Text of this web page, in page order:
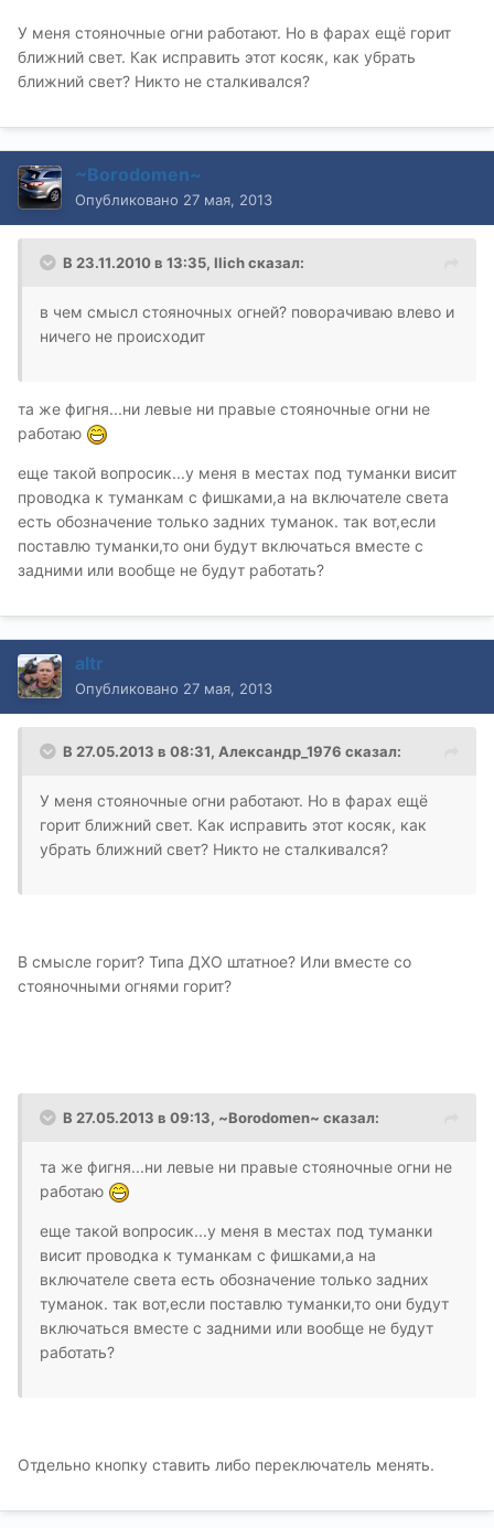
У меня стояночные огни работают. Но в фарах ещё горит
ближний свет. Как исправить этот косяк, как убрать
ближний свет? Никто не сталкивался?
~Borodomen~
Опубликовано 27 мая, 2013
В 23.11.2010 в 13:35, Ilich сказал:
в чем смысл стояночных огней? поворачиваю влево и
ничего не происходит
та же фигня...ни левые ни правые стояночные огни не
работаю
еще такой вопросик...у меня в местах под туманки висит
проводка к туманкам с фишками,а на включателе света
есть обозначение только задних туманок. так вот,если
поставлю туманки,то они будут включаться вместе с
задними или вообще не будут работать?
altr
Опубликовано 27 мая, 2013
В 27.05.2013 в 08:31, Александр_1976 сказал:
У меня стояночные огни работают. Но в фарах ещё
горит ближний свет. Как исправить этот косяк, как
убрать ближний свет? Никто не сталкивался?
В смысле горит? Типа ДХО штатное? Или вместе со
стояночными огнями горит?
В 27.05.2013 в 09:13, ~Borodomen~ сказал:
та же фигня...ни левые ни правые стояночные огни не
работаю
еще такой вопросик...у меня в местах под туманки
висит проводка к туманкам с фишками,а на
включателе света есть обозначение только задних
туманок. так вот,если поставлю туманки,то они будут
включаться вместе с задними или вообще не будут
работать?
Отдельно кнопку ставить либо переключатель менять.